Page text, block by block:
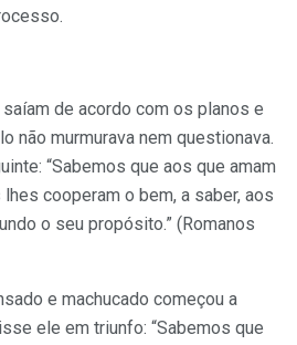
de acordo com os planos e
não murmurava nem questionava.
“Sabemos que aos que amam
cooperam o bem, a saber, aos
o seu propósito.” (Romanos
e machucado começou a
ele em triunfo: “Sabemos que